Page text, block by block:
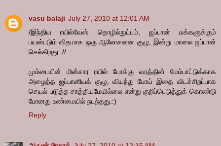
vasu balaji July 27, 2010 at 12:01 AM
/இந்திய ரயில்வேஸ் தொழில்நுட்பம், ஜப்பான் மக்களுக்கும்
பயன்படும் விதமாக ஒரு ஆலோசனை குழு, இன்று மாலை ஜப்பான்
செல்கிறது. //
மும்பையின் மின்சார ரயில் போக்கு வரத்தின் மேம்பாட்டுக்காக
அழைத்த ஜப்பானியக் குழு, வியந்து போய் இதை விடச்சிறப்பாக
செயல் படுத்த சாத்தியமேயில்லை என்று குறிப்பெடுத்துக் கொண்டு
போனது உண்மையில் நடந்தது.:)
Reply